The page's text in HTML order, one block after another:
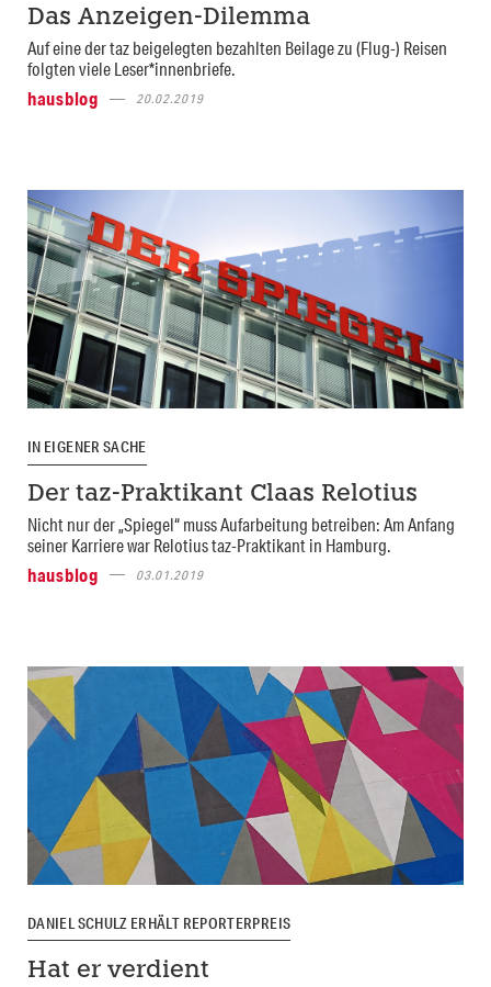
Das Anzeigen-Dilemma
Auf eine der taz beigelegten bezahlten Beilage zu (Flug-) Reisen
folgten viele Leser*innenbriefe.
hausblog
20.02.2019
IN EIGENER SACHE
Der taz-Praktikant Claas Relotius
Nicht nur der „Spiegel“ muss Aufarbeitung betreiben: Am Anfang
seiner Karriere war Relotius taz-Praktikant in Hamburg.
hausblog
03.01.2019
DANIEL SCHULZ ERHÄLT REPORTERPREIS
Hat er verdient